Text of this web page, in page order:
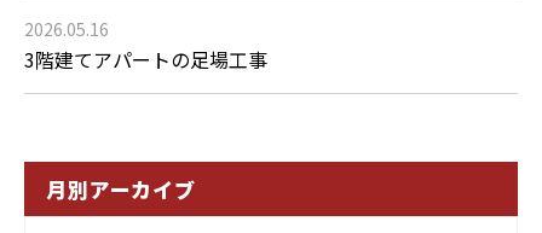
2026.05.16
3階建てアパートの足場工事
月別アーカイブ